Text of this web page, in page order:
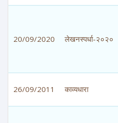
20/09/2020 लेखनस्पर्धा-२०२०
26/09/2011 काव्यधारा